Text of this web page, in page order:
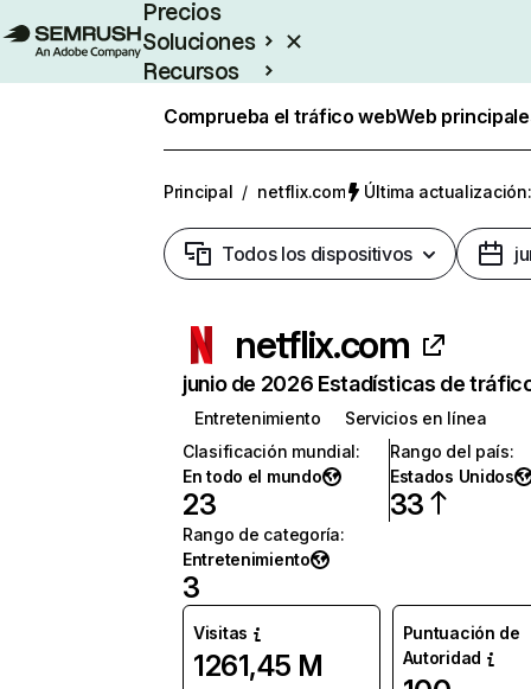
Precios
Soluciones
Recursos
Comprueba el tráfico webWeb
Principal / netflix.com Última
Todos los dispositivos
netflix.com
junio de 2026 Estadísticas de
Entretenimiento
Servicios en línea
Clasificación mundial:
En todo el mundo
23
Rango del país:
Estados Unidos
33
Rango de categoría:
Entretenimiento
3
Visitas
1261,45 M
Puntuación de
Autoridad